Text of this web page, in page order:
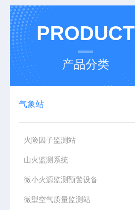
PRODUCT
产品分类
气象站
火险因子监测站
山火监测系统
微小火源监测预警设备
微型空气质量监测站